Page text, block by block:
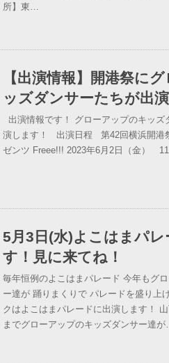
所】東…
【出演情報】開港祭に
ッズダンサーたちが出
出演情報です！ グローアップのキッズ
演します！ 出演日程 第42回横浜開港
ゼンツ Freee!!! 2023年6月2日（金）
5月3日(水)よこはまパレ
す！見に来てね！
毎年恒例のよこはまパレード 今年もグ
ー達が 踊りまくりで パレードを盛り上
クはよこはまパレードに出演します！
までグローアップのキッズダンサー達